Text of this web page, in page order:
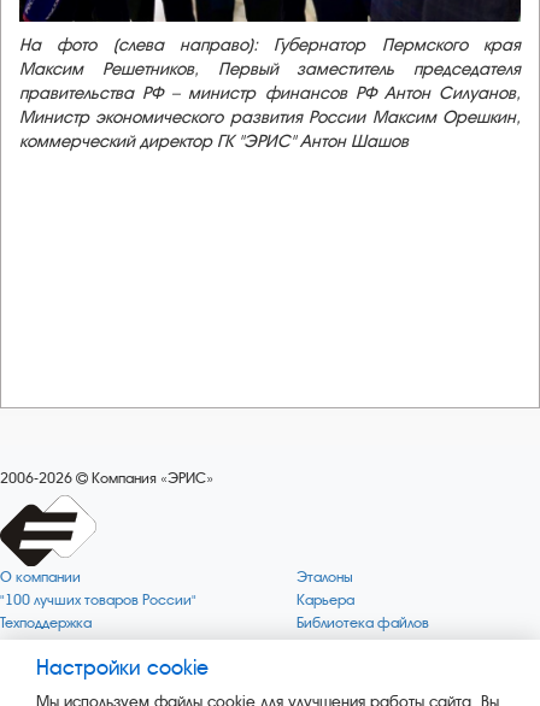
На фото (слева направо): Губернатор Пермского края
Максим Решетников, Первый заместитель председателя
правительства РФ – министр финансов РФ Антон Силуанов,
Министр экономического развития России Максим Орешкин,
коммерческий директор ГК "ЭРИС" Антон Шашов
2006-2026 Компания «ЭРИС»
О компании
"100 лучших товаров России"
Техподдержка
Поверка по редким газам
Готовность СИ Онлайн
Эталоны
Карьера
Библиотека файлов
Цели компании
Настройки cookie
Мы используем файлы cookie для улучшения работы сайта. Вы